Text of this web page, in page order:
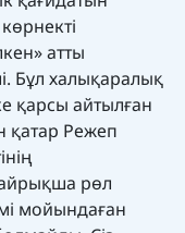
атты
Бұл халықаралық
қарсы айтылған
қатар Режеп
рөл
мойындаған